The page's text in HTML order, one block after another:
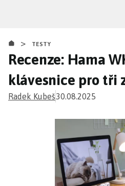
obsahu
> TESTY
Recenze: Hama
klávesnice pro tři
Radek Kubeš30.08.2025